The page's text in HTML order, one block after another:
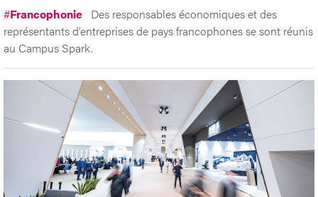
#Francophonie Des responsables économiques et des
représentants d’entreprises de pays francophones se sont réunis
au Campus Spark.